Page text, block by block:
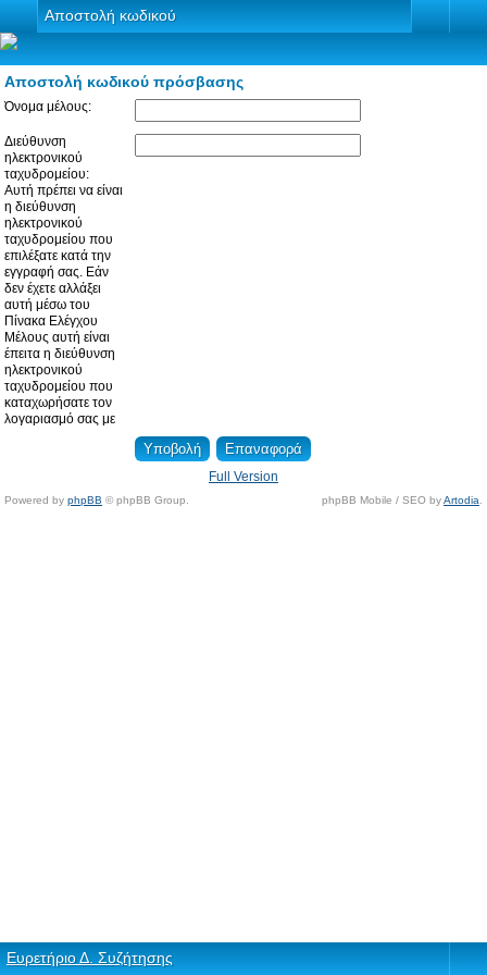
Αποστολή κωδικού
Αποστολή κωδικού πρόσβασης
Όνομα μέλους:
Διεύθυνση
ηλεκτρονικού
ταχυδρομείου:
Αυτή πρέπει να είναι
η διεύθυνση
ηλεκτρονικού
ταχυδρομείου που
επιλέξατε κατά την
εγγραφή σας. Εάν
δεν έχετε αλλάξει
αυτή μέσω του
Πίνακα Ελέγχου
Μέλους αυτή είναι
έπειτα η διεύθυνση
ηλεκτρονικού
ταχυδρομείου που
καταχωρήσατε τον
λογαριασμό σας με
Full Version
Powered by phpBB © phpBB Group. phpBB Mobile / SEO byArtodia
Ευρετήριο Δ. Συζήτησης